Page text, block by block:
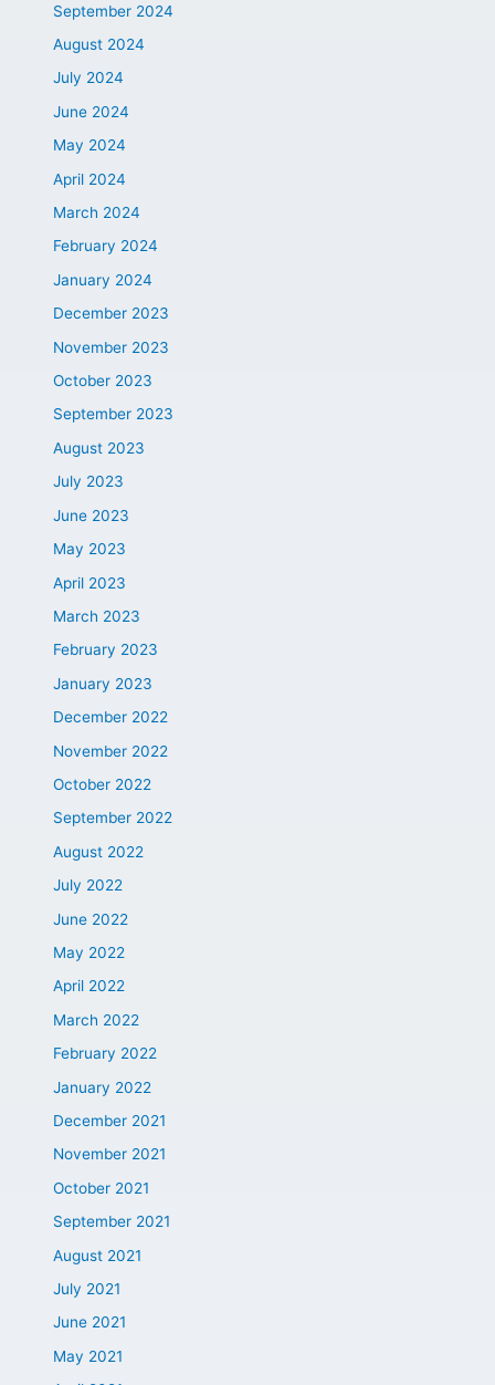
September 2024
August 2024
July 2024
June 2024
May 2024
April 2024
March 2024
February 2024
January 2024
December 2023
November 2023
October 2023
September 2023
August 2023
July 2023
June 2023
May 2023
April 2023
March 2023
February 2023
January 2023
December 2022
November 2022
October 2022
September 2022
August 2022
July 2022
June 2022
May 2022
April 2022
March 2022
February 2022
January 2022
December 2021
November 2021
October 2021
September 2021
August 2021
July 2021
June 2021
May 2021